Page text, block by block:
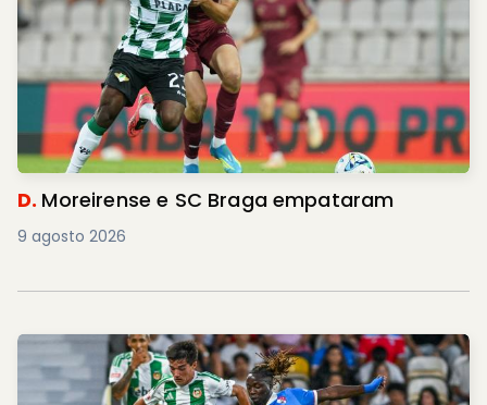
D. Moreirense e SC Braga empataram
9 agosto 2026